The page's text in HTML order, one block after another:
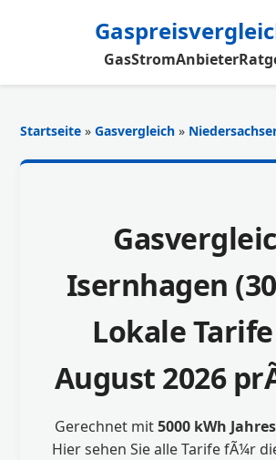
GasStromAnbieter
Startseite »Gasvergleich »
Isernhagen
Lokale
August 2026
Gerechnet mit5000 kWh
Hier sehen Sie alle Tarife fÃ¼r